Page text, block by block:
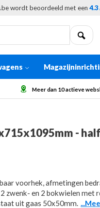
wordt beoordeeld met een 4.3
dan 10 actieve webshops in Europa
-
voorhek, afmetingen
zwenk- en 2 bokwielen met
uit gaas 50x50mm.